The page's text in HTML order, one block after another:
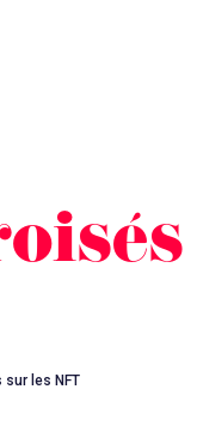
sur les NFT